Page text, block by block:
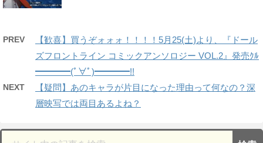
PREV
【歓喜】買うぞォォォ！！！！5月25(土)より、『ドール
ズフロントライン コミックアンソロジー VOL.2』発売ｸﾙ
━━━━(ﾟ∀ﾟ)━━━━!!
NEXT
【疑問】あのキャラが片目になった理由って何なの？深
層映写では両目あるよね？